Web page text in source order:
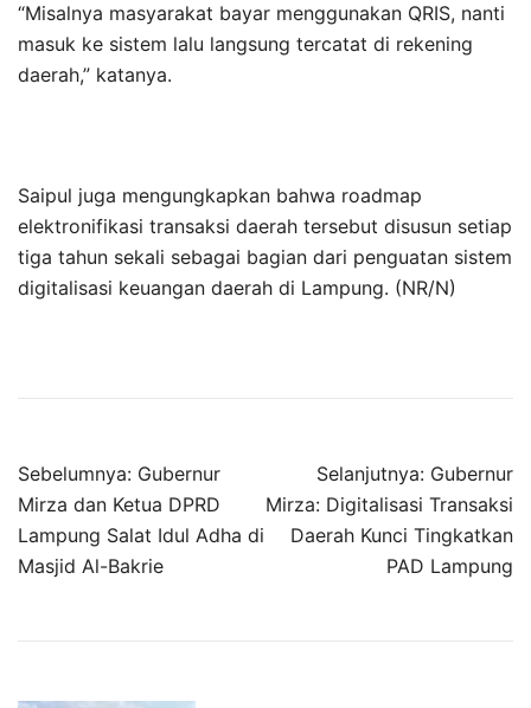
“Misalnya masyarakat bayar menggunakan QRIS, nanti
masuk ke sistem lalu langsung tercatat di rekening
daerah,” katanya.
Saipul juga mengungkapkan bahwa roadmap
elektronifikasi transaksi daerah tersebut disusun setiap
tiga tahun sekali sebagai bagian dari penguatan sistem
digitalisasi keuangan daerah di Lampung. (NR/N)
Navigasi
pos
Sebelumnya: Gubernur
Mirza dan Ketua DPRD
Lampung Salat Idul Adha di
Masjid Al-Bakrie
Selanjutnya: Gubernur
Mirza: Digitalisasi Transaksi
Daerah Kunci Tingkatkan
PAD Lampung